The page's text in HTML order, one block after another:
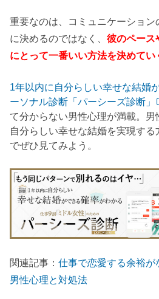
重要なのは、コミュニケーショ
に決めるのではなく、彼のペース
にとって一番いい方法を決めてい
1年以内に自分らしい幸せな結婚
ーソナル診断「パーシーズ診断」
て分からない男性心理が満載。男
自分らしい幸せな結婚を実現す
でぜひ見てみよう。
関連記事：仕事で恋愛する余裕
男性心理と対処法